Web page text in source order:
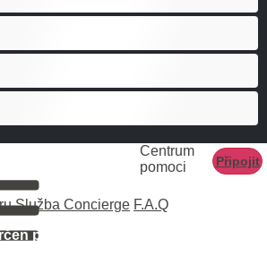
Centrum
pomoci
Připojit
Služba Concierge F.A.Q
pouze pro osoby starší 18 let.